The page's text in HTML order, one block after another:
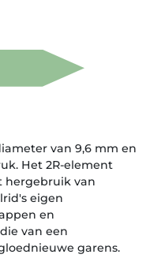
van 9,6 mm en
Het 2R-element
hergebruik van
eigen
en
van een
garens.